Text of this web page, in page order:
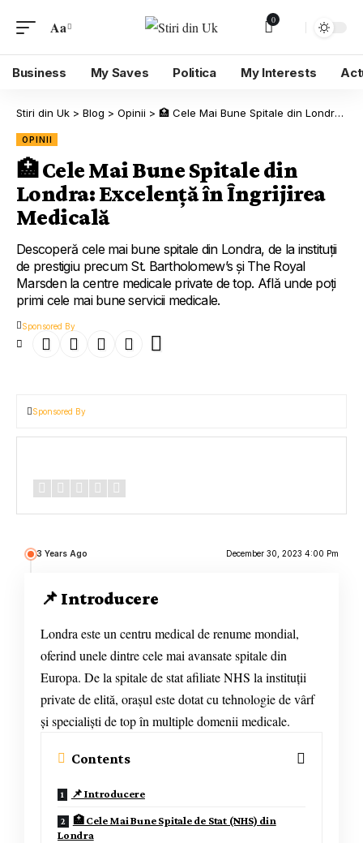
Aa 0
Business My Saves Politica My Interests
Stiri din Uk > Blog > Opinii > 🏥 Cele Mai Bune Spitale din Londra: Excelență în Îngrijirea Medicală
OPINII
🏥 Cele Mai Bune Spitale din
Londra: Excelență în Îngrijirea
Medicală
Descoperă cele mai bune spitale din Londra, de la instituții
de prestigiu precum St. Bartholomew’s și The Royal
Marsden la centre medicale private de top. Află unde poți
primi cele mai bune servicii medicale.
Sponsored By
Sponsored By
3 Years Ago December 30, 2023 4:00 Pm
📌 Introducere
Londra este un centru medical de renume mondial,
oferind unele dintre cele mai avansate spitale din
Europa. De la spitale de stat afiliate NHS la instituții
private de elită, orașul este dotat cu tehnologie de vârf
și specialiști de top în multiple domenii medicale.
Contents
📌 Introducere
🏥 Cele Mai Bune Spitale de Stat (NHS) din
Londra